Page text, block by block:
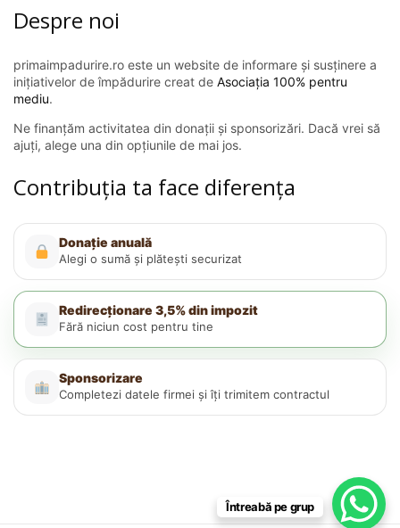
Despre noi
primaimpadurire.ro este un website de informare și susținere a
inițiativelor de împădurire creat de Asociația 100% pentru
mediu.
Ne finanțăm activitatea din donații și sponsorizări. Dacă vrei să
ajuți, alege una din opțiunile de mai jos.
Contribuția ta face diferența
Donație anuală
Alegi o sumă și plătești securizat
Redirecționare 3,5% din impozit
Fără niciun cost pentru tine
Sponsorizare
Completezi datele firmei și îți trimitem contractul
Întreabă pe grup